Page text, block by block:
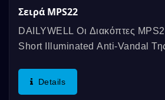
Σειρά MPS22
DAILYWELL Οι Διακόπτες
Short Illuminated Anti-Vandal
Ζωής Έως...
Details